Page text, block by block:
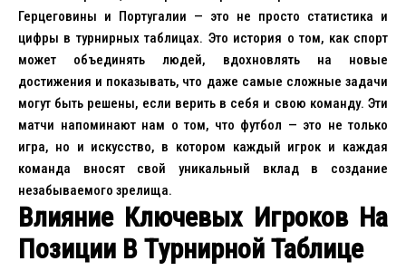
Герцеговины и Португалии — это не просто статистика и
цифры в турнирных таблицах. Это история о том, как спорт
может объединять людей, вдохновлять на новые
достижения и показывать, что даже самые сложные задачи
могут быть решены, если верить в себя и свою команду. Эти
матчи напоминают нам о том, что футбол — это не только
игра, но и искусство, в котором каждый игрок и каждая
команда вносят свой уникальный вклад в создание
незабываемого зрелища.
Влияние Ключевых Игроков На
Позиции В Турнирной Таблице